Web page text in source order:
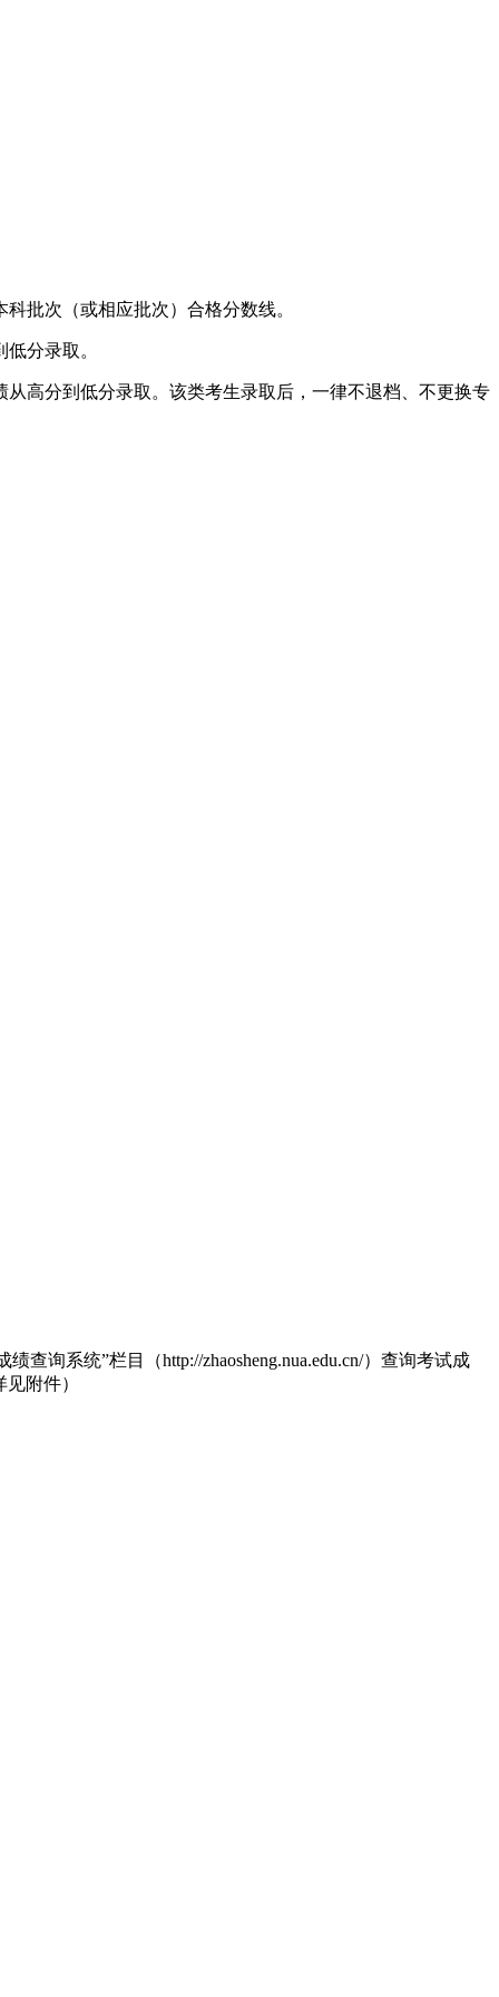
批次（或相应批次）合格分数线。
分录取。
高分到低分录取。该类考生录取后，一律不退档、不更换专
询系统”栏目（http://zhaosheng.nua.edu.cn/）查询考试成
附件）